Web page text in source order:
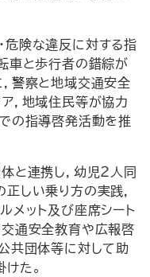
危険な違反に対する指
車と歩行者の錯綜が
警察と地域交通安全
，地域住民等が協力
の指導啓発活動を推
と連携し，幼児２人同
しい乗り方の実践，
メット及び座席シート
通安全教育や広報啓
共団体等に対して助
た。